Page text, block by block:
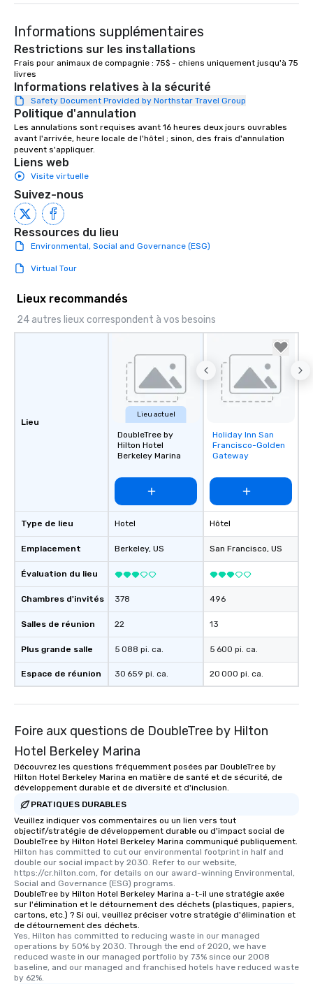
programs, birthday parties,
anniversary celebrations, rehearsal
dinners, holiday events, client
entertainment, and virtual team
connections. We handle everything
from ingredient sourcing to
instruction, making your event
planning seamless.
Informations supplémentaires
Restrictions sur les installations
Frais pour animaux de compagnie : 75$ - chiens uniquement jusqu'à 75
livres
Informations relatives à la sécurité
Safety Document Provided by Northstar Travel Group
Politique d'annulation
Les annulations sont requises avant 16 heures deux jours ouvrables
avant l'arrivée, heure locale de l'hôtel ; sinon, des frais d'annulation
peuvent s'appliquer.
Liens web
Visite virtuelle
Suivez-nous
Ressources du lieu
Environmental, Social and Governance (ESG)
Virtual Tour
Lieux recommandés
24 autres lieux correspondent à vos besoins
Lieu
Type de lieu
Emplacement
Évaluation du lieu
Chambres d'invités
Salles de réunion
Plus grande salle
Espace de réunion
Lieu actuel
DoubleTree by
Hilton Hotel
Berkeley Marina
Hotel
Berkeley, US
378
22
5 088 pi. ca.
30 659 pi. ca.
Removed from
favorites
Holiday Inn San
Francisco-Golden
Gateway
Hôtel
San Francisco, US
496
13
5 600 pi. ca.
20 000 pi. ca.
Foire aux questions de DoubleTree by Hilton
Hotel Berkeley Marina
Découvrez les questions fréquemment posées par DoubleTree by
Hilton Hotel Berkeley Marina en matière de santé et de sécurité, de
développement durable et de diversité et d'inclusion.
PRATIQUES DURABLES
Veuillez indiquer vos commentaires ou un lien vers tout
objectif/stratégie de développement durable ou d'impact social de
DoubleTree by Hilton Hotel Berkeley Marina communiqué publiquement.
Hilton has committed to cut our environmental footprint in half and
double our social impact by 2030. Refer to our website,
https://cr.hilton.com, for details on our award-winning Environmental,
Social and Governance (ESG) programs.
DoubleTree by Hilton Hotel Berkeley Marina a-t-il une stratégie axée
sur l'élimination et le détournement des déchets (plastiques, papiers,
cartons, etc.) ? Si oui, veuillez préciser votre stratégie d'élimination et
de détournement des déchets.
Yes, Hilton has committed to reducing waste in our managed
operations by 50% by 2030. Through the end of 2020, we have
reduced waste in our managed portfolio by 73% since our 2008
baseline, and our managed and franchised hotels have reduced waste
by 62%.